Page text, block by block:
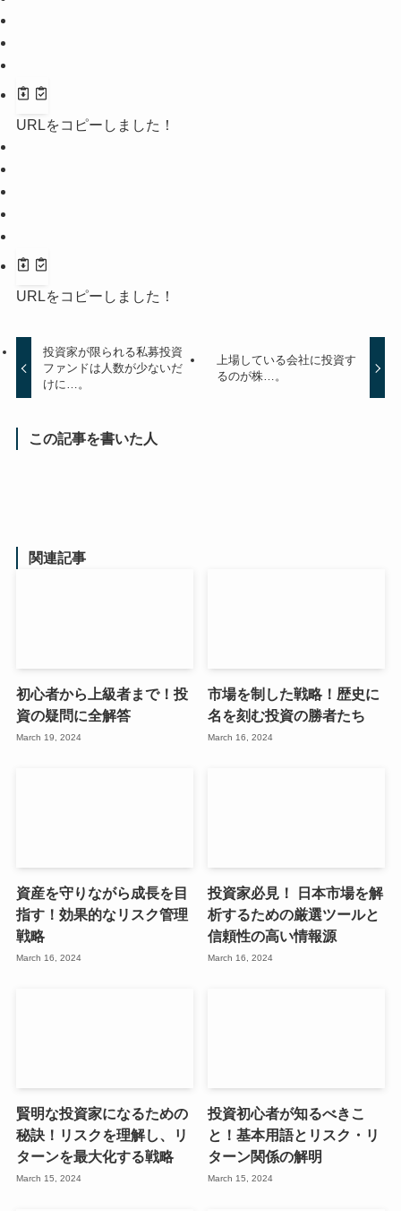
URLをコピーしました！
URLをコピーしました！
投資家が限られる私募投資
ファンドは人数が少ないだ
けに…。
上場している会社に投資す
るのが株…。
この記事を書いた人
関連記事
初心者から上級者まで！投
資の疑問に全解答
March 19, 2024
市場を制した戦略！歴史に
名を刻む投資の勝者たち
March 16, 2024
資産を守りながら成長を目
指す！効果的なリスク管理
戦略
March 16, 2024
投資家必見！ 日本市場を解
析するための厳選ツールと
信頼性の高い情報源
March 16, 2024
賢明な投資家になるための
秘訣！リスクを理解し、リ
ターンを最大化する戦略
March 15, 2024
投資初心者が知るべきこ
と！基本用語とリスク・リ
ターン関係の解明
March 15, 2024